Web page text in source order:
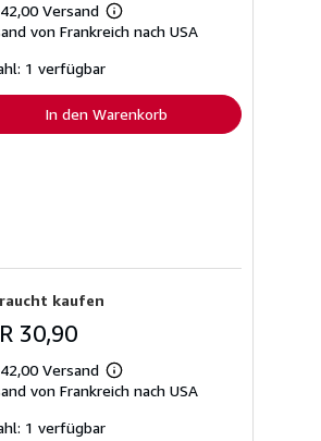
42,00 Versand
Weitere
Informationen
von Frankreich nach USA
1 verfügbar
In den Warenkorb
kaufen
30,90
42,00 Versand
Weitere
Informationen
von Frankreich nach USA
1 verfügbar